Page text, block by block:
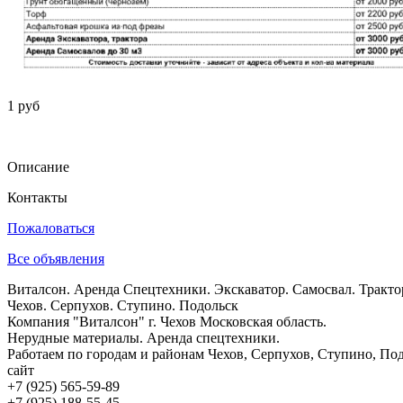
1 руб
Описание
Контакты
Пожаловаться
Все объявления
Виталсон. Аренда Спецтехники. Экскаватор. Самосвал.
Чехов. Серпухов. Ступино. Подольск
Компания "Виталсон" г. Чехов Московская область.
Нерудные материалы. Аренда спецтехники.
Работаем по городам и районам Чехов, Серпухов, Ступино,
сайт
+7 (925) 565-59-89